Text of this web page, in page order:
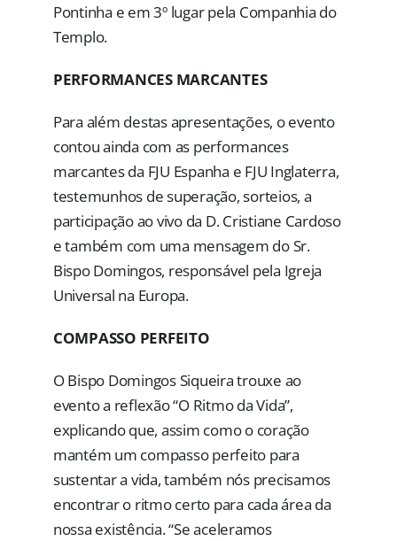
Pontinha e em 3º lugar pela Companhia do
Templo.
PERFORMANCES MARCANTES
Para além destas apresentações, o evento
contou ainda com as performances
marcantes da FJU Espanha e FJU Inglaterra,
testemunhos de superação, sorteios, a
participação ao vivo da D. Cristiane Cardoso
e também com uma mensagem do Sr.
Bispo Domingos, responsável pela Igreja
Universal na Europa.
COMPASSO PERFEITO
O Bispo Domingos Siqueira trouxe ao
evento a reflexão “O Ritmo da Vida”,
explicando que, assim como o coração
mantém um compasso perfeito para
sustentar a vida, também nós precisamos
encontrar o ritmo certo para cada área da
nossa existência. “Se aceleramos